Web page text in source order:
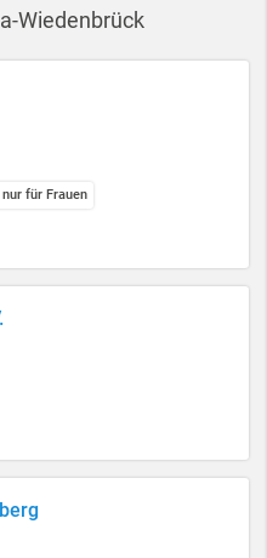
Wiedenbrück
für Frauen